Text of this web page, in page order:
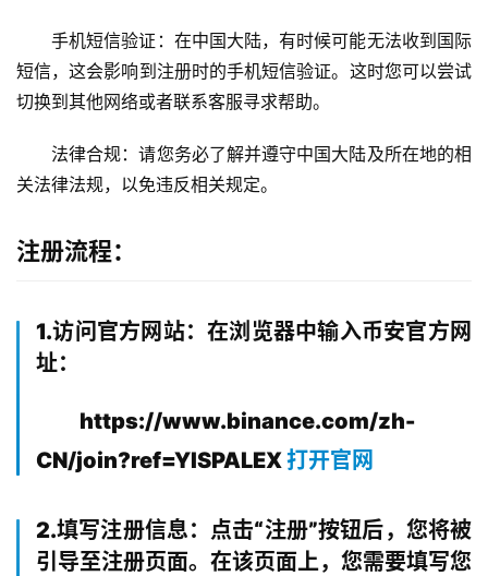
手机短信验证：在中国大陆，有时候可能无法收到国际
短信，这会影响到注册时的手机短信验证。这时您可以尝试
切换到其他网络或者联系客服寻求帮助。
法律合规：请您务必了解并遵守中国大陆及所在地的相
关法律法规，以免违反相关规定。
注册流程：
1.访问官方网站：在浏览器中输入币安官方网
址：
https://www.binance.com/zh-
CN/join?ref=YISPALEX打开官网
2.填写注册信息：点击“注册”按钮后，您将被
引导至注册页面。在该页面上，您需要填写您